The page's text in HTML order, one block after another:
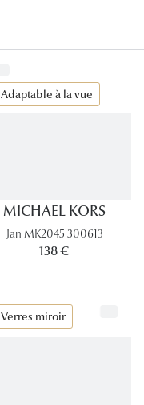
Rondes
Pilotes
Adaptable à la vue
MICHAEL KORS
Jan MK2045 300613
138 €
Verres miroir